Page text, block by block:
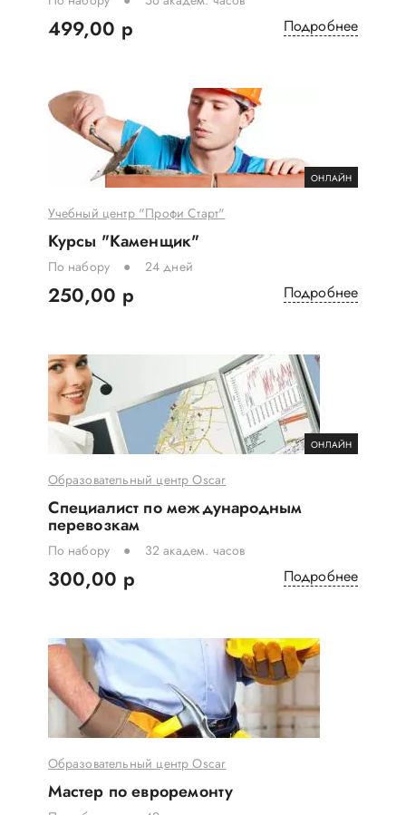
499,00 р Подробнее
ОНЛАЙН
Учебный центр "Профи Старт"
Курсы "Каменщик"
По набору 24 дней
250,00 р Подробнее
ОНЛАЙН
Образовательный центр Oscar
Специалист по международным
перевозкам
По набору 32 академ. часов
300,00 р Подробнее
Образовательный центр Oscar
Мастер по евроремонту